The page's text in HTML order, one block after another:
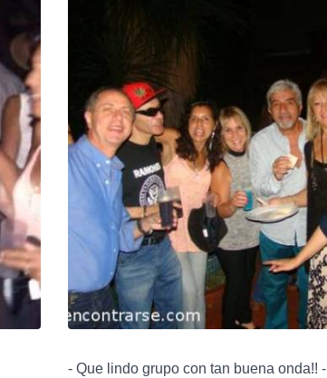
- Que lindo grupo con tan buena onda!! -